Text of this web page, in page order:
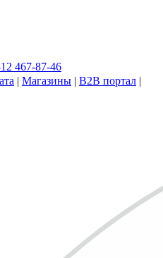
467-87-46
| Магазины | B2B портал |